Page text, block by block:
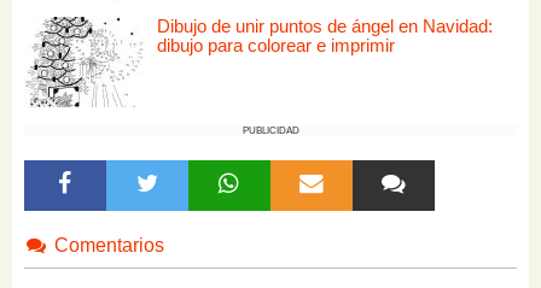
Dibujo de unir puntos de ángel en Navidad:
dibujo para colorear e imprimir
PUBLICIDAD
Comentarios